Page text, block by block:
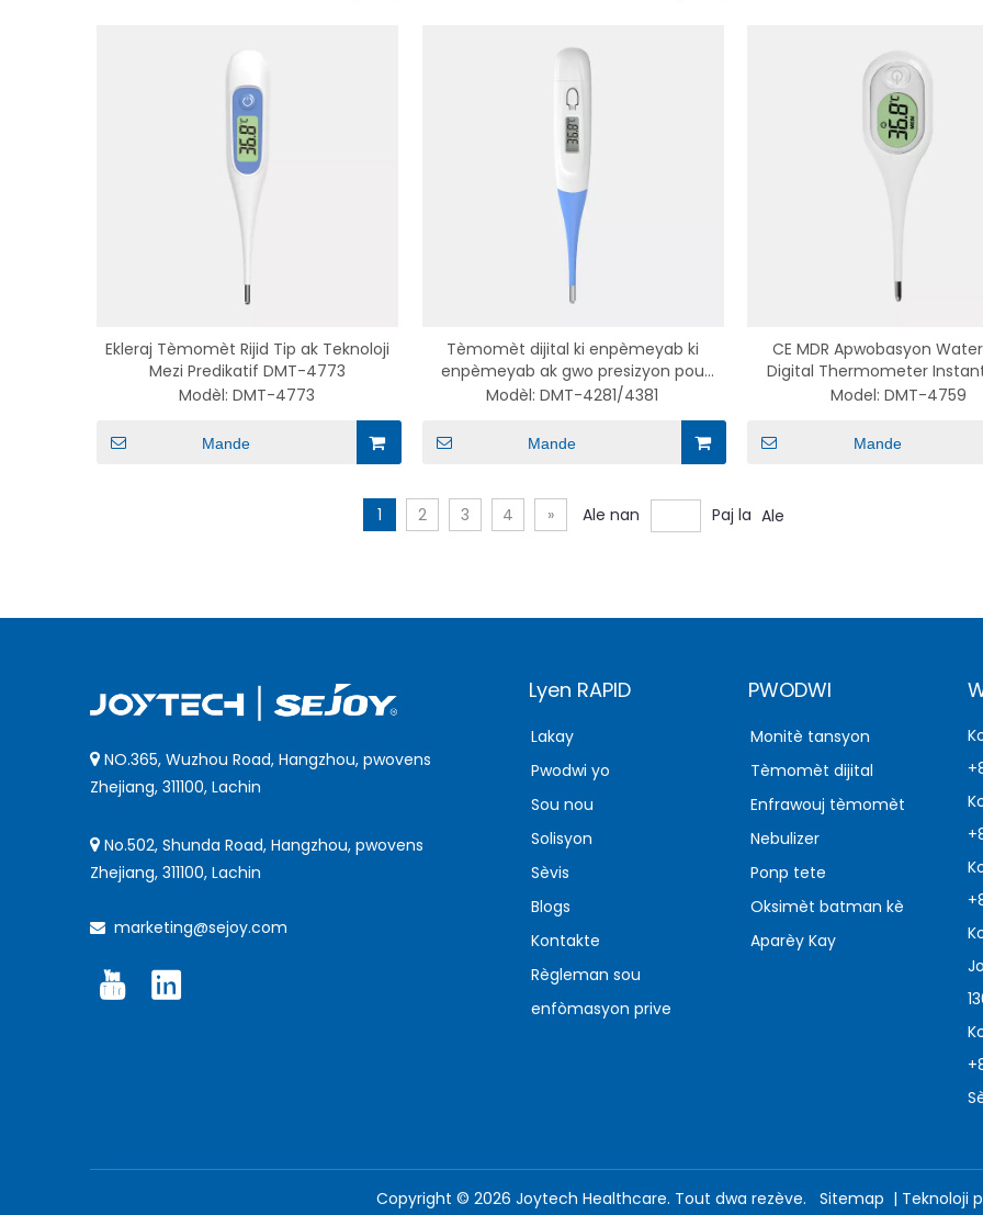
Ekleraj Tèmomèt Rijid Tip ak Teknoloji
Mezi Predikatif DMT-4773
Modèl:DMT-4773
Mande
Tèmomèt dijital ki enpèmeyab ki
enpèmeyab ak gwo presizyon pou
granmoun ak timoun DMT-4281/4381
Modèl:DMT-4281/4381
Mande
CE MDR Apwobasyon
Digital Thermometer
Precision with Jumbo
Model: DMT-4759
Mande
1 2 3 4 » Ale nan Paj la Ale
 NO.365, Wuzhou Road, Hangzhou, pwovens
Zhejiang, 311100, Lachin
 No.502, Shunda Road, Hangzhou, pwovens
Zhejiang, 311100, Lachin
 marketing@sejoy.com
Lyen RAPID
Lakay
Pwodwi yo
Sou nou
Solisyon
Sèvis
Blogs
Kontakte
Règleman sou
enfòmasyon prive
PWODWI
Monitè tansyon
Tèmomèt dijital
Enfrawouj tèmomèt
Nebulizer
Ponp tete
Oksimèt batman kè
Aparèy Kay
Copyright © 2026 Joytech Healthcare. Tout dwa rezève. Sitemap | Teknoloji